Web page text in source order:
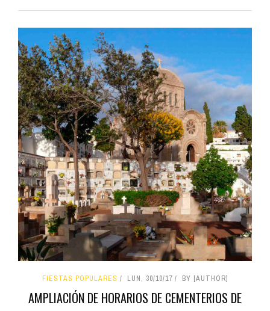
FIESTAS POPULARES LUN, 30/10/17 BY [AUTHOR]
AMPLIACIÓN DE HORARIOS DE CEMENTERIOS DE